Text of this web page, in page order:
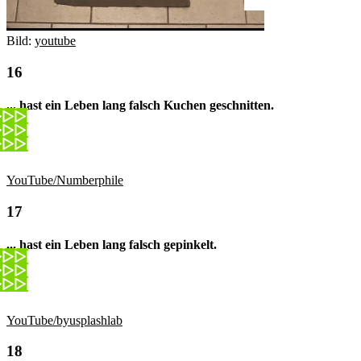
Bild: youtube
... hast ein Leben lang falsch Kuchen geschnitten.
YouTube/Numberphile
... hast ein Leben lang falsch gepinkelt.
YouTube/byusplashlab